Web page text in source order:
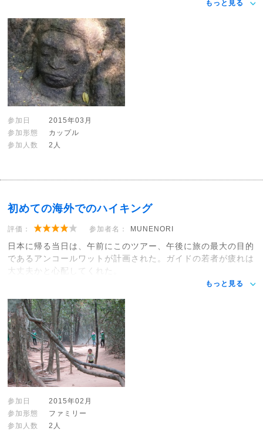
もっと見る
参加日
2015年03月
参加形態
カップル
参加人数
2人
初めての海外でのハイキング
評価： 参加者名： MUNENORI
日本に帰る当日は、午前にこのツアー、午後に旅の最大の目的
であるアンコールワットが計画された。ガイドの若者が疲れは
大丈夫かと心配してくれた。
もっと見る
参加日
2015年02月
参加形態
ファミリー
参加人数
2人